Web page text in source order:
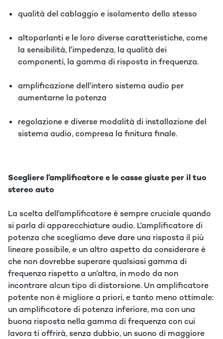
qualità del cablaggio e isolamento dello stesso
altoparlanti e le loro diverse caratteristiche, come
la sensibilità, l'impedenza, la qualità dei
componenti, la gamma di risposta in frequenza.
amplificazione dell'intero sistema audio per
aumentarne la potenza
regolazione e diverse modalità di installazione del
sistema audio, compresa la finitura finale.
Scegliere l’amplificatore e le casse giuste per il tuo
stereo auto
La scelta dell'amplificatore è sempre cruciale quando
si parla di apparecchiature audio. L'amplificatore di
potenza che scegliamo deve dare una risposta il più
lineare possibile, e un altro aspetto da considerare è
che non dovrebbe superare qualsiasi gamma di
frequenza rispetto a un'altra, in modo da non
incontrare alcun tipo di distorsione. Un amplificatore
potente non è migliore a priori, e tanto meno ottimale:
un amplificatore di potenza inferiore, ma con una
buona risposta nella gamma di frequenza con cui
lavora ti offrirà, senza dubbio, un suono di maggiore